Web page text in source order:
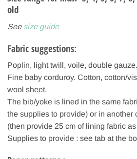
old
See size guide
Fabric suggestions:
Poplin, light twill, voile, double
Fine baby corduroy. Cotton, cotton/
wool sheet.
The bib/yoke is lined in the same
the supplies to provide) or in another
(then provide 25 cm of lining fabric
Supplies to provide : see tab at the